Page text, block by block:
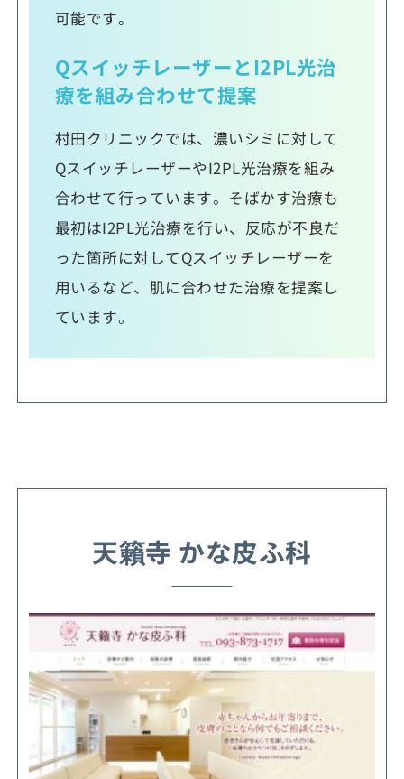
可能です。
QスイッチレーザーとI2PL光治
療を組み合わせて提案
村田クリニックでは、濃いシミに対して
QスイッチレーザーやI2PL光治療を組み
合わせて行っています。そばかす治療も
最初はI2PL光治療を行い、反応が不良だ
った箇所に対してQスイッチレーザーを
用いるなど、肌に合わせた治療を提案し
ています。
天籟寺 かな皮ふ科